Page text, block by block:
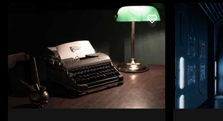
LIKE